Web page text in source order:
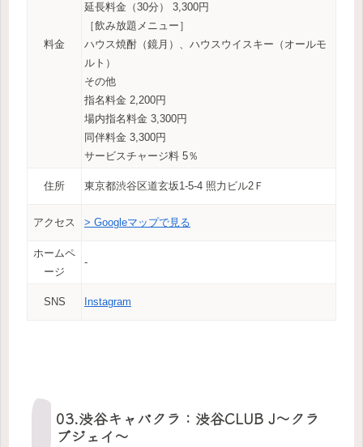
料金
延長料金（30分） 3,300円
［飲み放題メニュー］
ハウス焼酎（鏡月）、ハウスウイスキー（オールモ
ルト）
その他
指名料金 2,200円
場内指名料金 3,300円
同伴料金 3,300円
サービスチャージ料 5％
住所 東京都渋谷区道玄坂1-5-4 照力ビル2Ｆ
アクセス > Googleマップで見る
ホームペ
ージ
‐
SNS Instagram
03.渋谷キャバクラ：渋谷CLUB J～クラ
ブジェイ～